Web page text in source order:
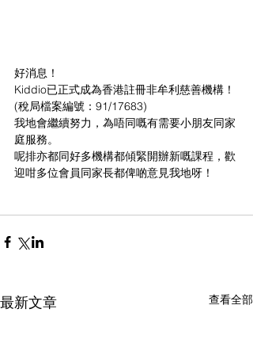
好消息！
Kiddio已正式成為香港註冊非牟利慈善機構！
(稅局檔案編號：91/17683)
我地會繼續努力，為唔同嘅有需要小朋友同家
庭服務。
呢排亦都同好多機構都傾緊開辦新嘅課程，歡
迎咁多位會員同家長都俾啲意見我地呀！
最新文章 查看全部